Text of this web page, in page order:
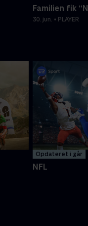
Familien fik
30. jun. • PLAYER
Opdateret i går
NFL